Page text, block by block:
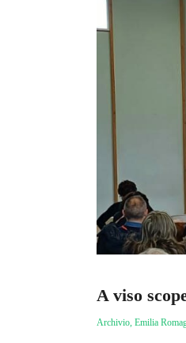
A viso
Archivio, Emilia